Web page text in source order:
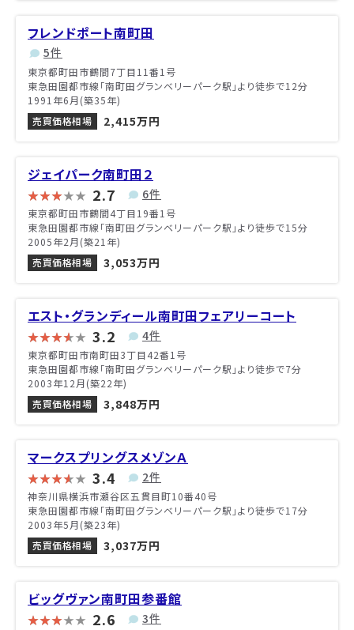
フレンドポート南町田
5件
東京都町田市鶴間7丁目11番1号
東急田園都市線「南町田グランベリーパーク駅」より徒歩で12分
1991年6月(築35年)
売買価格相場
2,415万円
ジェイパーク南町田２
2.7 6件
東京都町田市鶴間4丁目19番1号
東急田園都市線「南町田グランベリーパーク駅」より徒歩で15分
2005年2月(築21年)
売買価格相場
3,053万円
エスト・グランディール南町田フェアリーコート
3.2 4件
東京都町田市南町田3丁目42番1号
東急田園都市線「南町田グランベリーパーク駅」より徒歩で7分
2003年12月(築22年)
売買価格相場
3,848万円
マークスプリングスメゾンＡ
3.4 2件
神奈川県横浜市瀬谷区五貫目町10番40号
東急田園都市線「南町田グランベリーパーク駅」より徒歩で17分
2003年5月(築23年)
売買価格相場
3,037万円
ビッグヴァン南町田参番館
2.6 3件